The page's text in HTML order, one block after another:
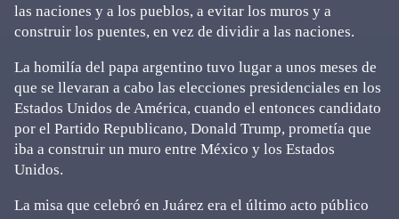
las naciones y a los pueblos, a evitar los muros y a
construir los puentes, en vez de dividir a las naciones.
La homilía del papa argentino tuvo lugar a unos meses de
que se llevaran a cabo las elecciones presidenciales en los
Estados Unidos de América, cuando el entonces candidato
por el Partido Republicano, Donald Trump, prometía que
iba a construir un muro entre México y los Estados
Unidos.
La misa que celebró en Juárez era el último acto público